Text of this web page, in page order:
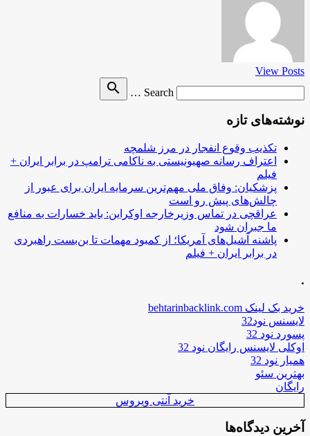
View Posts
Search …
search
نوشته‌های تازه
تکذیب وقوع انفجار در مرز شلمچه
اعتراف رسانه صهیونیستی به ناکامی ترامپ در برابر ایران +
فیلم
پزشکیان: وفاق ملی مهم‌ترین سرمایه ایران برای عبور از
چالش‌های پیش رو است
عراقچی در تماس وزیرخارجه اوکراین: باید خسارات به منافع
ما جبران شود
پاشنه آشیل‌های آمریکا؛ از کمبود مهمات تا بن‌بست راهبردی
در برابر ایران + فیلم
.
خرید بک لینک behtarinbacklink.com
لایسنس نود32
پسورد نود 32
اوکلی لایسنس رایگان نود 32
همیار نود 32
بهترین سئو
رایگان
خرید آنتی ویروس
آخرین دیدگاه‌ها